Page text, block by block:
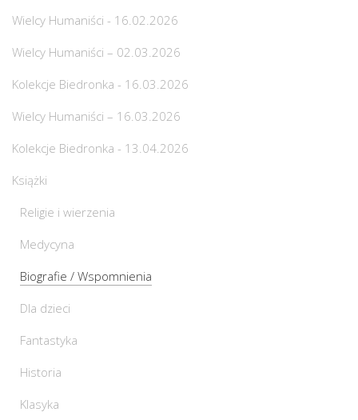
Wielcy Humaniści - 16.02.2026
Wielcy Humaniści – 02.03.2026
Kolekcje Biedronka - 16.03.2026
Wielcy Humaniści – 16.03.2026
Kolekcje Biedronka - 13.04.2026
Książki
Religie i wierzenia
Medycyna
Biografie / Wspomnienia
Dla dzieci
Fantastyka
Historia
Klasyka